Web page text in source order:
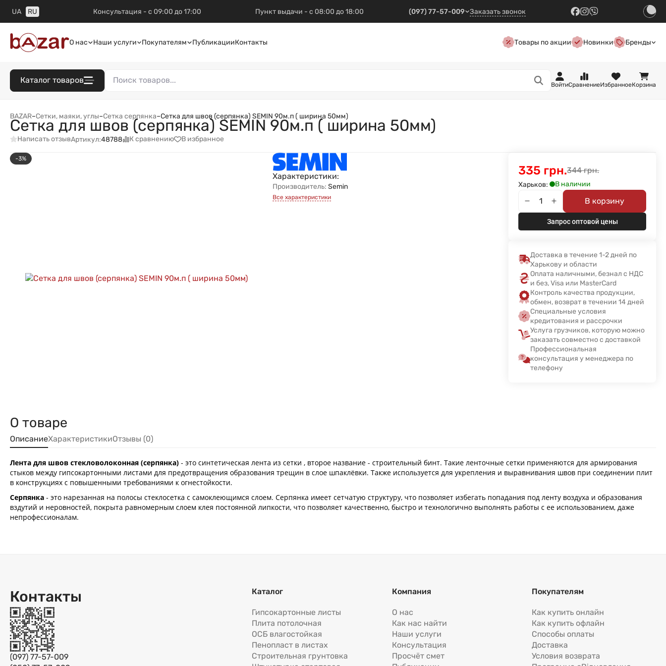
UA RU Консультация - с 09:00 до 17:00 Пункт выдачи - с 08:00 до 18:00 (097) 77-57-009 Заказать звонок
О нас Наши услуги Покупателям ПубликацииКонтакты Товары по акции Новинки Бренды
Каталог товаров
ВойтиСравнениеИзбранноеКорзина
BAZAR–Сетки, маяки, углы–Сетка серпянка–Сетка для швов (серпянка) SEMIN 90м.п ( ширина 50мм)
Сетка для швов (серпянка) SEMIN 90м.п ( ширина 50мм)
Написать отзывАртикул:48788 К сравнению В избранное
-3%
Характеристики:
Производитель: Semin
Все характеристики
344 грн.
335 грн.
Харьков: В наличии
В корзину
Запрос оптовой цены
Доставка в течение 1-2 дней по
Харькову и области
Оплата наличными, безнал с НДС
и без, Visa или MasterCard
Контроль качества продукции,
обмен, возврат в течении 14 дней
Специальные условия
кредитования и рассрочки
Услуга грузчиков, которую можно
заказать совместно с доставкой
Профессиональная
консультация у менеджера по
телефону
О товаре
ОписаниеХарактеристикиОтзывы (0)
Лента для швов стекловолоконная (cерпянка) - это синтетическая лента из сетки , второе название - строительный бинт. Такие ленточные сетки применяются для армирования
стыков между гипсокартонными листами для предотвращения образования трещин в слое шпаклёвки. Также используется для укрепления и выравнивания швов при соединении плит
в конструкциях с повышенными требованиями к огнестойкости.
Серпянка - это нарезанная на полосы стеклосетка с самоклеющимся слоем. Серпянка имеет сетчатую структуру, что позволяет избегать попадания под ленту воздуха и образования
вздутий и неровностей, покрыта равномерным слоем клея постоянной липкости, что позволяет качественно, быстро и технологично выполнять работы с ее использованием, даже
непрофессионалам.
Контакты
(097) 77-57-009
Каталог
Гипсокартонные листы
Плита потолочная
ОСБ влагостойкая
Пенопласт в листах
Строительная грунтовка
Компания
О нас
Как нас найти
Наши услуги
Консультация
Просчёт смет
Покупателям
Как купить онлайн
Как купить офлайн
Способы оплаты
Доставка
Условия возврата